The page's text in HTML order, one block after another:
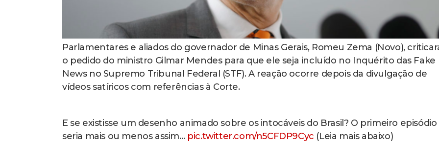
Parlamentares e aliados do governador de Minas Gerais, Romeu Zema (Novo),
o pedido do ministro Gilmar Mendes para que ele seja incluído no Inquérito das Fake
News no Supremo Tribunal Federal (STF). A reação ocorre depois da divulgação de
vídeos satíricos com referências à Corte.
E se existisse um desenho animado sobre os intocáveis do Brasil? O primeiro episódio
seria mais ou menos assim… pic.twitter.com/n5CFDP9Cyc (Leia mais abaixo)